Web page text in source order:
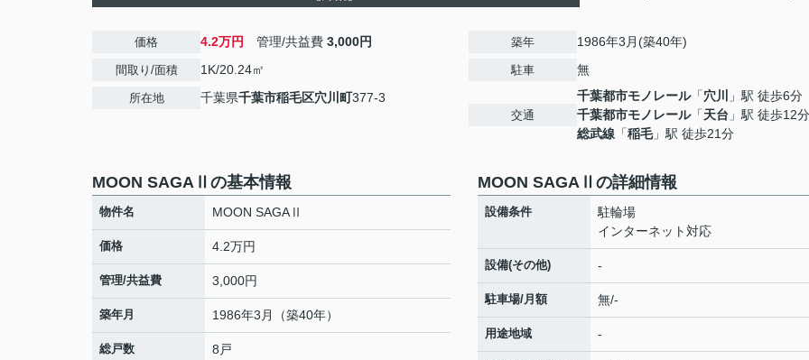
価格 4.2万円 管理/共益費 3,000円
間取り/面積 1K/20.24㎡
所在地 千葉県千葉市稲毛区穴川町377-3
築年 1986年3月(築40年)
駐車 無
交通
千葉都市モノレール「穴川
」駅 徒歩6分
千葉都市モノレール「天台 」駅 徒歩12分
総武線 「稲毛」駅 徒歩21分
MOON SAGAⅡの基本情報
物件名 MOON SAGAⅡ
価格 4.2万円
管理/共益費 3,000円
築年月 1986年3月（築40年）
総戸数 8戸
MOON SAGAⅡの詳細情報
設備条件
駐輪場
インターネット対応
設備(その他) -
駐車場/月額 無/-
用途地域 -